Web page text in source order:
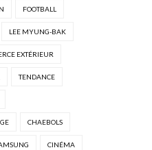
FOOTBALL
LEE MYUNG-BAK
EXTÉRIEUR
TENDANCE
CHAEBOLS
CINÉMA